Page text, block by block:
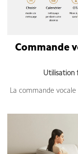
Commande
Utilisation
La commande